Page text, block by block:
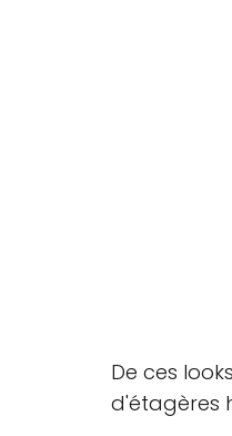
De ces
d'étagères